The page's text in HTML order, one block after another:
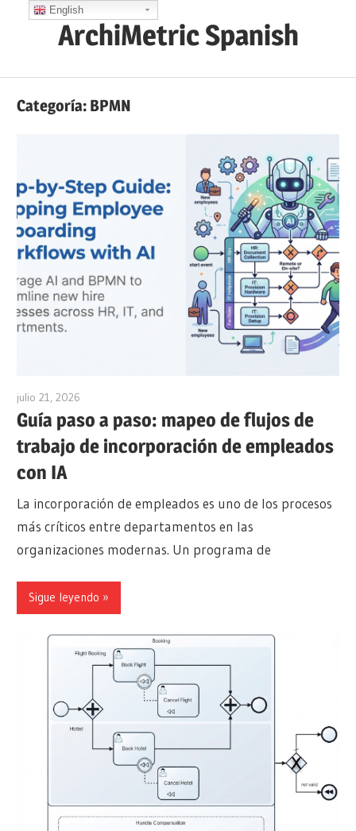
Saltar
ArchiMetric Spanish
Ops,
and
More
Categoría: BPMN
julio 21, 2026
Guía paso a paso: mapeo de flujos de
trabajo de incorporación de empleados
con IA
La incorporación de empleados es uno de los procesos
más críticos entre departamentos en las
organizaciones modernas. Un programa de
Sigue leyendo
English